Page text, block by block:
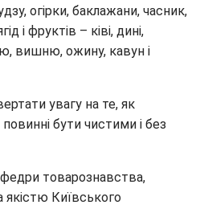
огірки, баклажани, часник,
і фруктів – ківі, дині,
вишню, ожину, кавун і
увагу на те, як
бути чистими і без
товарознавства,
якістю Київського